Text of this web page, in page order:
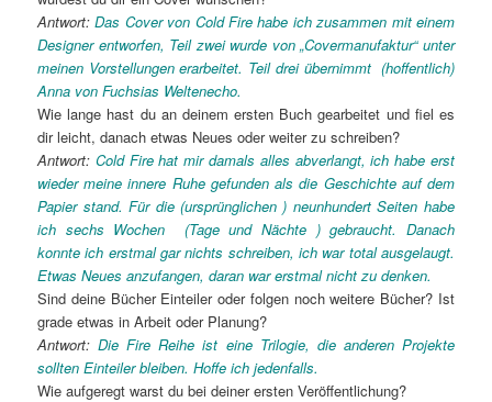
Antwort:Das Cover von Cold Fire habe ich zusammen mit einem
Designer entworfen, Teil zwei wurde von „Covermanufaktur“ unter
meinen Vorstellungen erarbeitet. Teil drei übernimmt (hoffentlich)
Anna von Fuchsias Weltenecho.
Wie lange hast du an deinem ersten Buch gearbeitet und fiel es
dir leicht, danach etwas Neues oder weiter zu schreiben?
Antwort: Cold Fire hat mir damals alles abverlangt, ich habe erst
wieder meine innere Ruhe gefunden als die Geschichte auf dem
Papier stand. Für die (ursprünglichen ) neunhundert Seiten habe
ich sechs Wochen (Tage und Nächte ) gebraucht. Danach
konnte ich erstmal gar nichts schreiben, ich war total ausgelaugt.
Etwas Neues anzufangen, daran war erstmal nicht zu denken.
Sind deine Bücher Einteiler oder folgen noch weitere Bücher? Ist
grade etwas in Arbeit oder Planung?
Antwort:Die Fire Reihe ist eine Trilogie, die anderen Projekte
sollten Einteiler bleiben. Hoffe ich jedenfalls.
Wie aufgeregt warst du bei deiner ersten Veröffentlichung?